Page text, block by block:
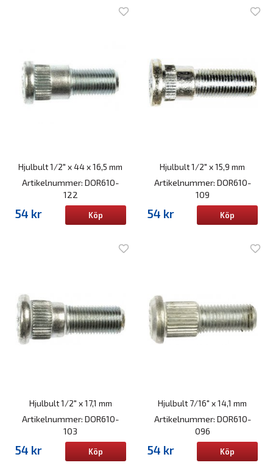
Hjulbult 1/2" x 44 x 16,5 mm
Artikelnummer: DOR610-
122
54 kr Köp
Hjulbult 1/2" x 15,9 mm
Artikelnummer: DOR610-
109
54 kr Köp
Hjulbult 1/2" x 17,1 mm
Artikelnummer: DOR610-
103
54 kr Köp
Hjulbult 7/16" x 14,1 mm
Artikelnummer: DOR610-
096
54 kr Köp